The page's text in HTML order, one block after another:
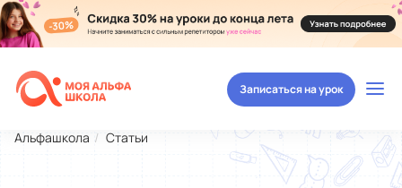
Записаться на урок
Альфашкола Статьи